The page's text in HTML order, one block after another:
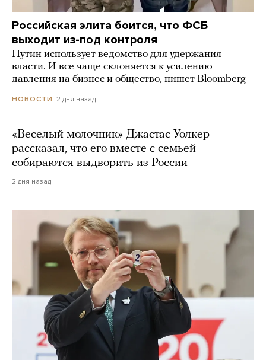
Российская элита боится, что ФСБ
выходит из-под контроля
Путин использует ведомство для удержания
власти. И все чаще склоняется к усилению
давления на бизнес и общество, пишет Bloomberg
НОВОСТИ 2 дня назад
«Веселый молочник» Джастас Уолкер
рассказал, что его вместе с семьей
собираются выдворить из России
2 дня назад